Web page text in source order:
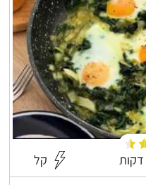
קל